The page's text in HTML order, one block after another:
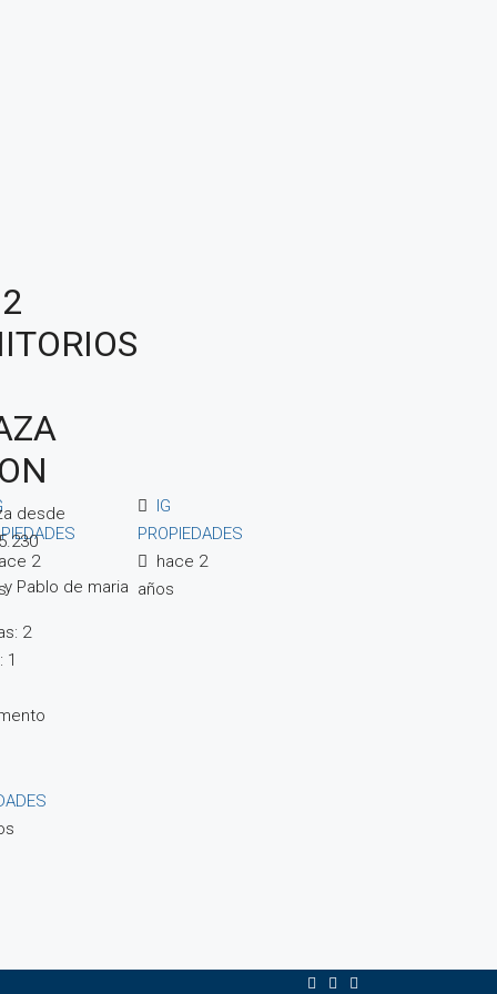
2
desde
Pablo de maria
2
1
IG
PROPIEDADES
hace 2
años